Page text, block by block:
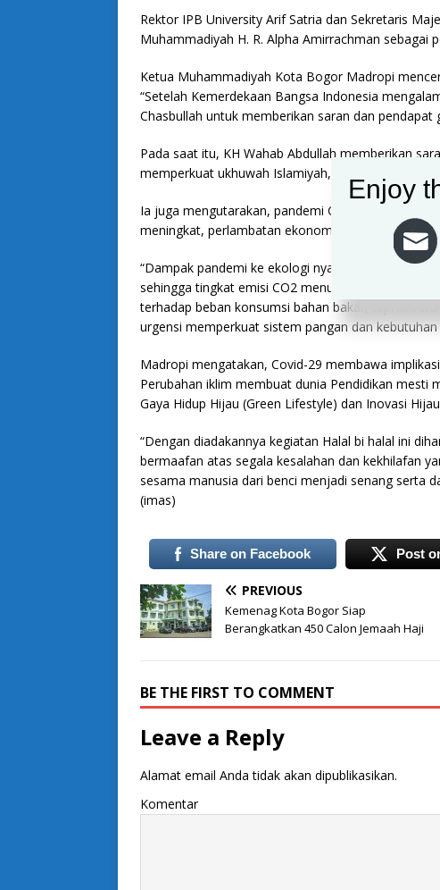
Rektor IPB University Arif Satria dan Sekretaris
Muhammadiyah H. R. Alpha Amirrachman sebagai
Ketua Muhammadiyah Kota Bogor Madropi
“Setelah Kemerdekaan Bangsa Indonesia
Chasbullah untuk memberikan saran dan
Pada saat itu, KH Wahab Abdullah memberikan
memperkuat ukhuwah Islamiyah,” paparnya.
Ia juga mengutarakan, pandemi Covid-19
meningkat, perlambatan ekonomi, dampak ke
“Dampak pandemi ke ekologi nyata, aktivitas
sehingga tingkat emisi CO2 menurun. Ini memberi
terhadap beban konsumsi bahan bakar, tapi
urgensi memperkuat sistem pangan dan
Madropi mengatakan, Covid-29 membawa
Perubahan iklim membuat dunia Pendidikan mesti
Gaya Hidup Hijau (Green Lifestyle) dan Inovasi
“Dengan diadakannya kegiatan Halal bi halal ini
bermaafan atas segala kesalahan dan kekhilafan
sesama manusia dari benci menjadi senang serta
(imas)
Share on Facebook Post
PREVIOUS
Kemenag Kota Bogor Siap
Berangkatkan 450 Calon Jemaah Haji
BE THE FIRST TO COMMENT
Leave a Reply
Alamat email Anda tidak akan dipublikasikan.
Komentar
Enjoy